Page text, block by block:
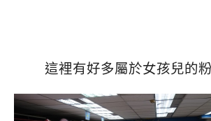
這裡有好多屬於女孩兒的